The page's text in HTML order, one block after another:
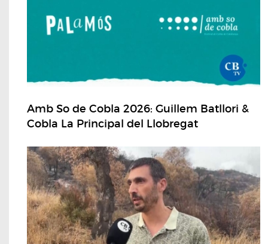
Amb So de Cobla 2026: Guillem Batllori &
Cobla La Principal del Llobregat